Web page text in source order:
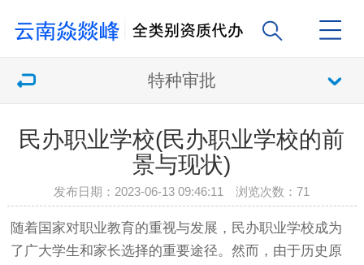
特种审批
民办职业学校(民办职业学校的前
景与现状)
发布日期：2023-06-13 09:46:11 浏览次数：71
随着国家对职业教育的重视与发展，民办职业学校成为
了广大学生和家长选择的重要途径。然而，由于历史原